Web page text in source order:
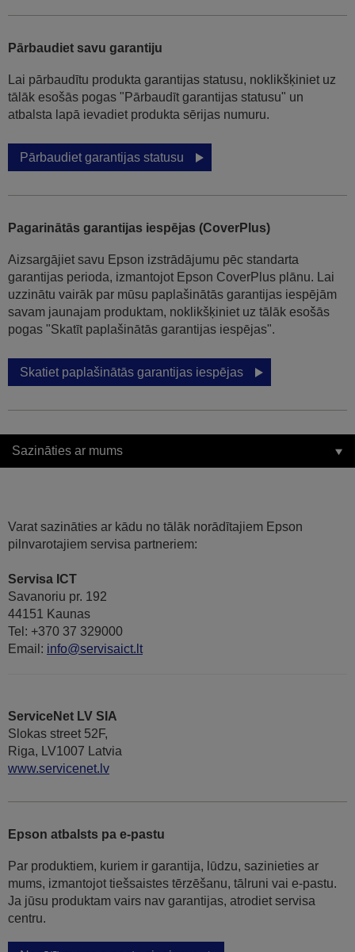
Pārbaudiet savu garantiju
Lai pārbaudītu produkta garantijas statusu, noklikšķiniet uz
tālāk esošās pogas "Pārbaudīt garantijas statusu" un
atbalsta lapā ievadiet produkta sērijas numuru.
Pārbaudiet garantijas statusu
Pagarinātās garantijas iespējas (CoverPlus)
Aizsargājiet savu Epson izstrādājumu pēc standarta
garantijas perioda, izmantojot Epson CoverPlus plānu. Lai
uzzinātu vairāk par mūsu paplašinātās garantijas iespējām
savam jaunajam produktam, noklikšķiniet uz tālāk esošās
pogas "Skatīt paplašinātās garantijas iespējas".
Skatiet paplašinātās garantijas iespējas
Sazināties ar mums
Varat sazināties ar kādu no tālāk norādītajiem Epson
pilnvarotajiem servisa partneriem:
Servisa ICT
Savanoriu pr. 192
44151 Kaunas
Tel: +370 37 329000
Email: info@servisaict.lt
ServiceNet LV SIA
Slokas street 52F,
Riga, LV1007 Latvia
www.servicenet.lv
Epson atbalsts pa e-pastu
Par produktiem, kuriem ir garantija, lūdzu, sazinieties ar
mums, izmantojot tiešsaistes tērzēšanu, tālruni vai e-pastu.
Ja jūsu produktam vairs nav garantijas, atrodiet servisa
centru.